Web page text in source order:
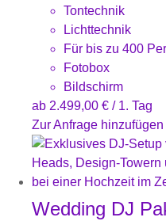
Tontechnik
Lichttechnik
Für bis zu 400
Fotobox
Bildschirm
ab 2.499,00 € / 1. Tag
Zur Anfrage hinzufügen
Wedding DJ